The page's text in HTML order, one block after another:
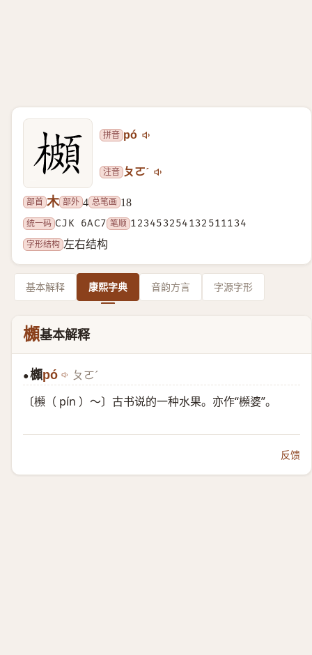
拼音 pó
注音 ㄆㄛˊ
部首 木 部外 4 总笔画 18
统一码 CJK 6AC7 笔顺 123453254132511134
字形结构 左右结构
基本解释 康熙字典 音韵方言 字源字形
櫇基本解释
●櫇pó ㄆㄛˊ
〔㰋（ pín ）～〕古书说的一种水果。亦作“㰋婆”。
反馈